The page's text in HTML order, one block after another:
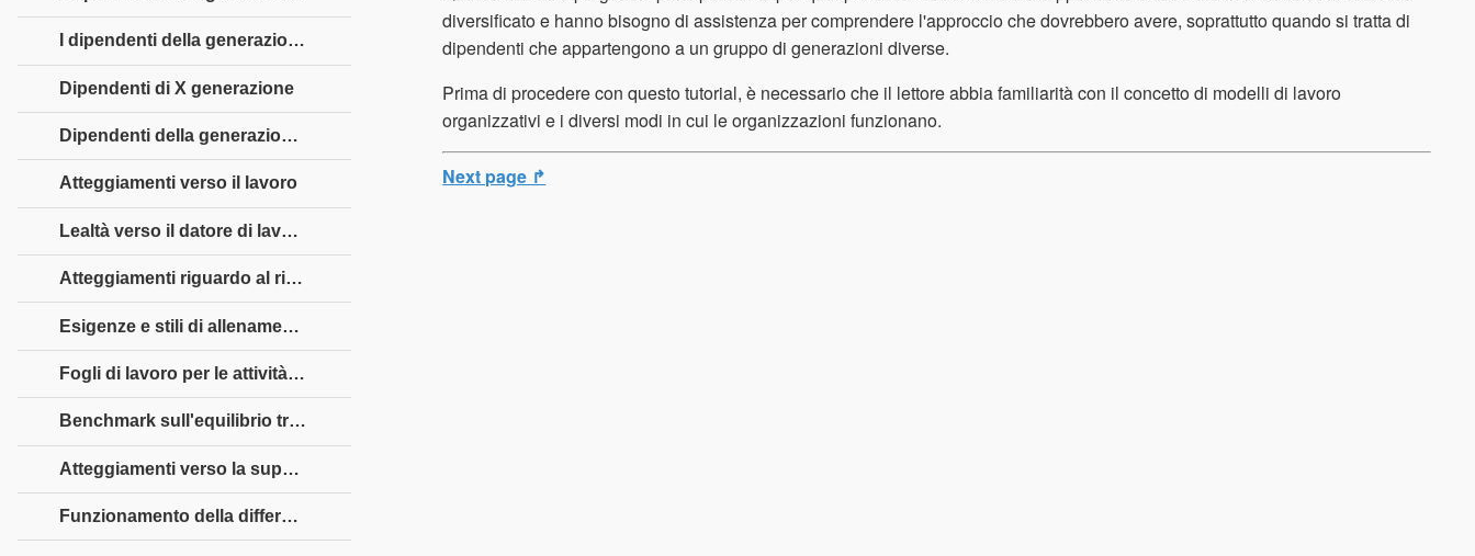
diversificato e hanno bisogno di assistenza per comprendere l'approccio che dovrebbero avere, soprattutto quando si tratta di
dipendenti che appartengono a un gruppo di generazioni diverse.
Prima di procedere con questo tutorial, è necessario che il lettore abbia familiarità con il concetto di modelli di lavoro
organizzativi e i diversi modi in cui le organizzazioni funzionano.
Next page ↱
I dipendenti della generazione del baby boom
Dipendenti di X generazione
Dipendenti della generazione Y
Atteggiamenti verso il lavoro
Lealtà verso il datore di lavoro
Atteggiamenti riguardo al rispetto e all'autorità
Esigenze e stili di allenamento
Fogli di lavoro per le attività sulle differenze generazionali
Benchmark sull'equilibrio tra lavoro e vita privata
Atteggiamenti verso la supervisione
Funzionamento della differenza generazionale